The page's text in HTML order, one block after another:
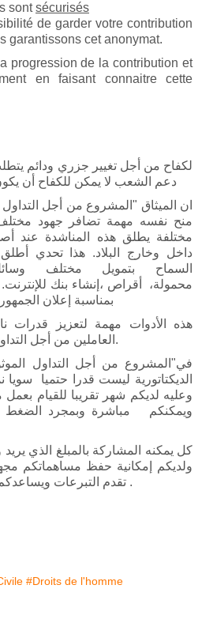
sont sécurisés
de garder votre contribution
garantissons cet anonymat.
progression de la contribution et
en faisant connaitre cette
لكفاح من أجل تغيير جزري ودائم
دعم الشعب لا يمكن للكفاح أن
ان الميثاق "المشروع من أجل
منح نفسه مهمة تضافر جهود
مختلفة يطلق هذه المناشدة عند
داخل وخارج البلاد. هذا تحدي
السماح بتمويل مختلف
محمولة، أقراص ،إنشاء بنك للإنترنت.
بمناسبة إعلان الجمهورية في 28
هذه الأدوات مهمة لتعزيز قدرات
العاملين من أجل التداول الديمقراطي في تشاد.
في"المشروع من أجل التداول
الديكتاتورية ليست قدرا حتميا سويا
وعليه لديكم شهر تقريبا للقيام
ويمكنكم مباشرة وبمجرد الضغط
كل يمكنه المشاركة بالمبلغ الذي
ولديكم إمكانية حفظ مساهماتكم
تقدم التبرعات ويساعدكم أيضا بمعرفة هذا التبرع .
#Droits de l'homme